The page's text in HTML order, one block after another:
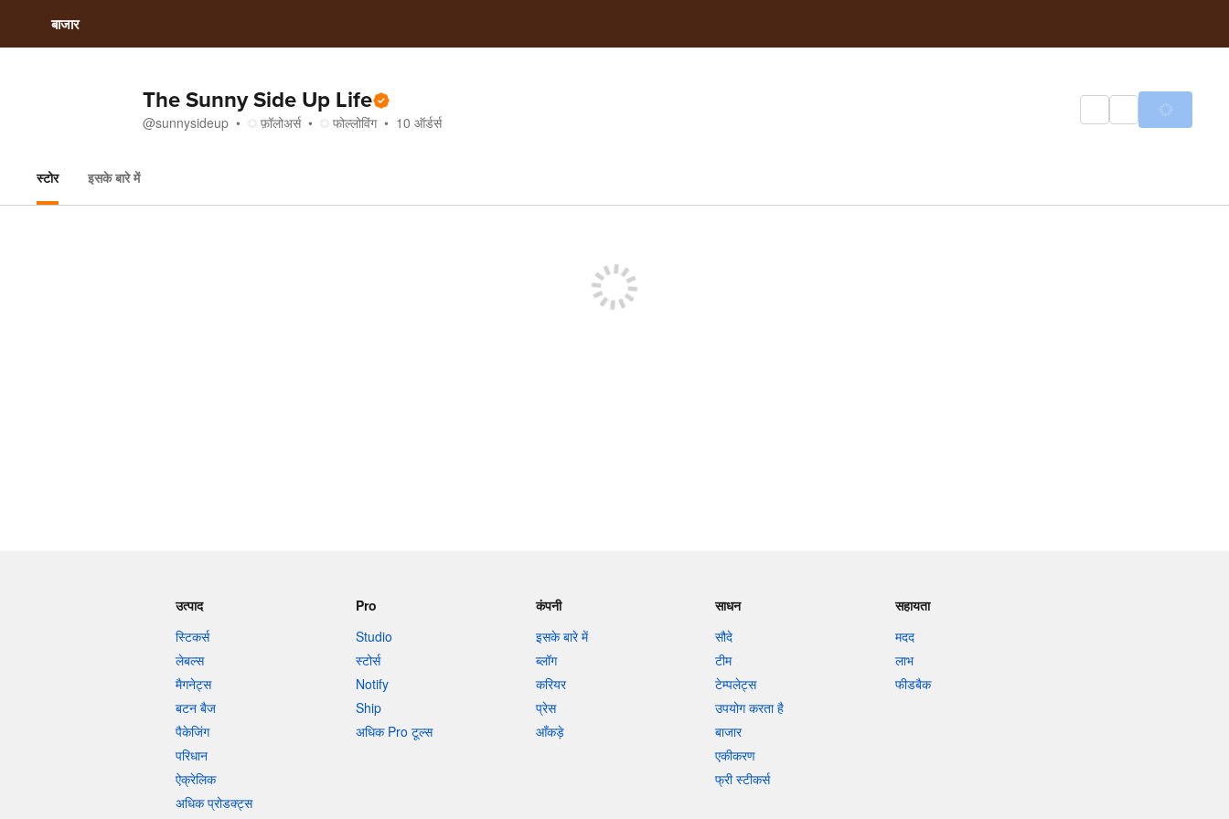
बाजार
The Sunny Side Up Life
@sunnysideup फ़ॉलोअर्स फोल्लोविंग 10 ऑर्डर्स
स्टोर इसके बारे में
उत्पाद
स्टिकर्स
लेबल्स
मैगनेट्स
बटन बैज
पैकेजिंग
परिधान
ऐक्रेलिक
अधिक प्रोडक्ट्स
Pro
Studio
स्टोर्स
Notify
Ship
अधिक Pro टूल्स
कंपनी
इसके बारे में
ब्लॉग
करियर
प्रेस
आँकड़े
साधन
सौदे
टीम
टेम्पलेट्स
उपयोग करता है
बाजार
एकीकरण
फ्री स्टीकर्स
सहायता
मदद
लाभ
फीडबैक